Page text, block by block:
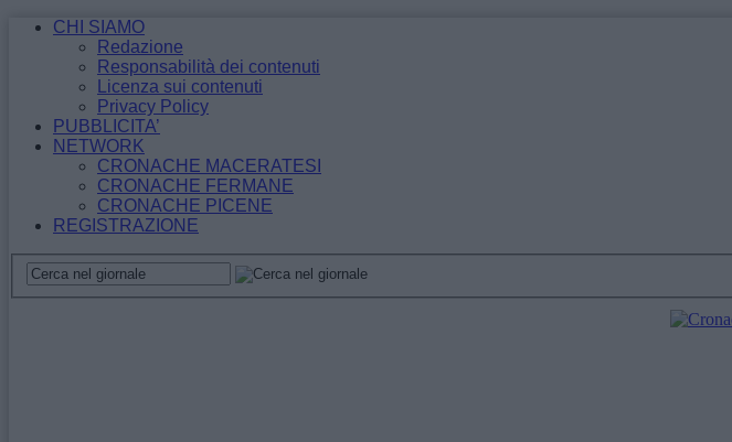
CHI SIAMO
Redazione
Responsabilità dei contenuti
Licenza sui contenuti
Privacy Policy
PUBBLICITA’
NETWORK
CRONACHE MACERATESI
CRONACHE FERMANE
CRONACHE PICENE
REGISTRAZIONE